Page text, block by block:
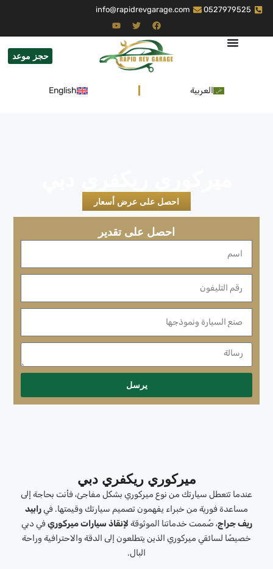
0527979525
info@rapidrevgarage.com
حجز موعد
العربية English
احصل على عرض أسعار
احصل على تقدير
يرسل
ميركوري ريكفري دبي
عندما تتعطل سيارتك من نوع ميركوري بشكل مفاجئ، فأنت بحاجة إلى
مساعدة فورية من خبراء يفهمون تصميم سيارتك وقيمتها. فيرابيد
ريف جراج، صُممت خدماتنا الموثوقة لإنقاذ سيارات ميركوري في دبي
خصيصًا لسائقي ميركوري الذين يتطلعون إلى الدقة والاحترافية وراحة
البال.